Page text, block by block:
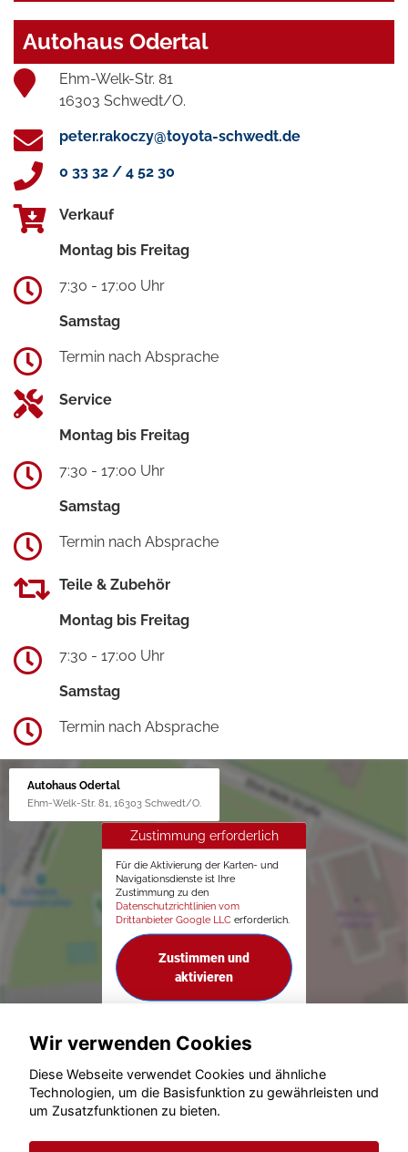
Autohaus Odertal
Ehm-Welk-Str. 81
16303 Schwedt/O.
peter.rakoczy@toyota-schwedt.de
0 33 32 / 4 52 30
Verkauf
Montag bis Freitag
7:30 - 17:00 Uhr
Samstag
Termin nach Absprache
Service
Montag bis Freitag
7:30 - 17:00 Uhr
Samstag
Termin nach Absprache
Teile & Zubehör
Montag bis Freitag
7:30 - 17:00 Uhr
Samstag
Termin nach Absprache
Autohaus Odertal
Ehm-Welk-Str. 81, 16303 Schwedt/O.
Zustimmung erforderlich
Für die Aktivierung der Karten- und
Navigationsdienste ist Ihre
Zustimmung zu den
Datenschutzrichtlinien vom
Drittanbieter Google LLC erforderlich.
Zustimmen und
aktivieren
© konjunkturmotor.de GmbH 2020 - 2026
Wir verwenden Cookies
Diese Webseite verwendet Cookies und ähnliche
Technologien, um die Basisfunktion zu gewährleisten und
um Zusatzfunktionen zu bieten.